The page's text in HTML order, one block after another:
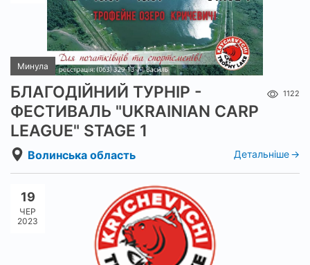
Минула
БЛАГОДІЙНИЙ ТУРНІР -
ФЕСТИВАЛЬ "UKRAINIAN CARP
LEAGUE" STAGE 1
1122
Волинська область Детальніше
19
ЧЕР
2023